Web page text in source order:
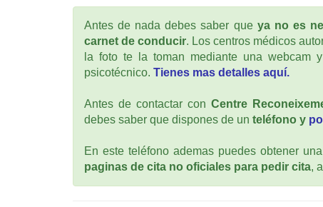
Antes de nada debes saber que ya no es
carnet de conducir. Los centros médicos
la foto te la toman mediante una webcam
psicotécnico. Tienes mas detalles aquí.
Antes de contactar con Centre
debes saber que dispones de un teléfono y
En este teléfono ademas puedes obtener
paginas de cita no oficiales para pedir cita,